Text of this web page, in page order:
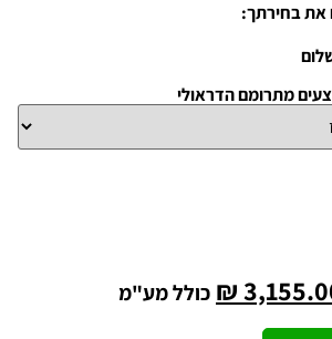
את בחירתך:
מתרומם הדראולי
₪ כולל מע"מ